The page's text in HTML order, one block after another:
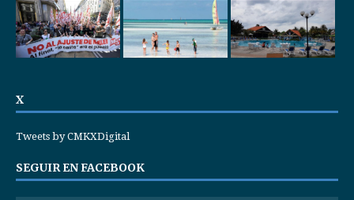
X
Tweets by CMKXDigital
SEGUIR EN FACEBOOK